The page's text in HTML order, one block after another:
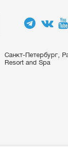
Санкт-Петербург,
Resort and Spa